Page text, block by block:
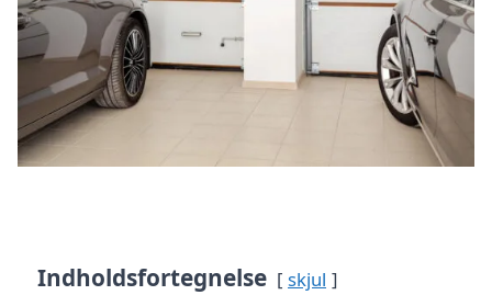
Indholdsfortegnelse skjul